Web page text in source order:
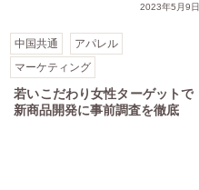
2023年5月9日
中国共通
アパレル
マーケティング
若いこだわり女性ターゲットで
新商品開発に事前調査を徹底